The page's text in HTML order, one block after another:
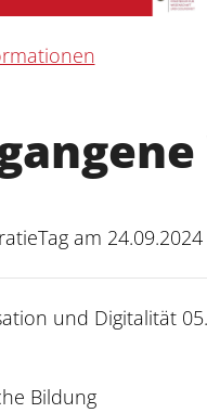
am 24.09.2024
und Digitalität
Bildung